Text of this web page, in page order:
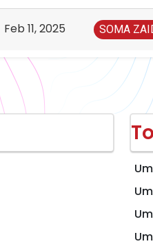
Feb 11, 2025 SOMA